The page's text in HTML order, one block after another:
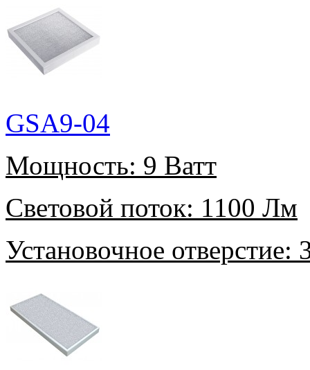
GSA9-04
Мощность: 9 Ватт
Световой поток: 1100 Лм
Установочное отверстие: